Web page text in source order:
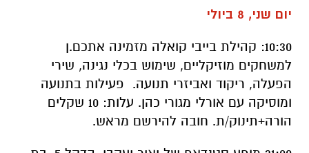
יום שני, 8 ביולי
10:30: קהילת בייבי קואלה מזמינה אתכם.ן
למשחקים מוזיקליים, שימוש בכלי נגינה, שירי
הפעלה, ריקוד ואביזרי תנועה. פעילות בתנועה
ומוסיקה עם אורלי מגורי כהן. עלות: 10 שקלים
הורה+תינוק/ת. חובה להירשם מראש.